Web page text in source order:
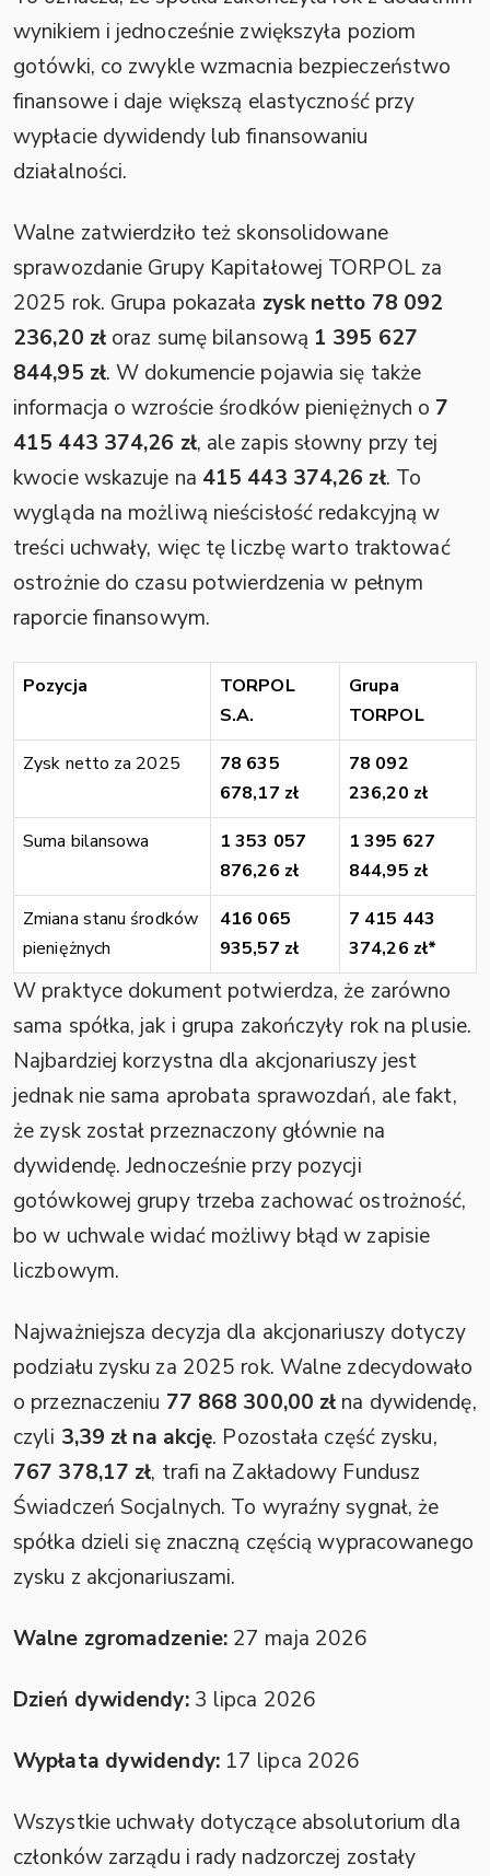
wynikiem i jednocześnie zwiększyła poziom
gotówki, co zwykle wzmacnia bezpieczeństwo
finansowe i daje większą elastyczność przy
wypłacie dywidendy lub finansowaniu
działalności.
Walne zatwierdziło też skonsolidowane
sprawozdanie Grupy Kapitałowej TORPOL za
2025 rok. Grupa pokazała zysk netto 78 092
236,20 złoraz sumę bilansową 1 395 627
844,95 zł. W dokumencie pojawia się także
informacja o wzroście środków pieniężnych o 7
415 443 374,26 zł, ale zapis słowny przy tej
kwocie wskazuje na 415 443 374,26 zł. To
wygląda na możliwą nieścisłość redakcyjną w
treści uchwały, więc tę liczbę warto traktować
ostrożnie do czasu potwierdzenia w pełnym
raporcie finansowym.
Pozycja
TORPOL
S.A.
Grupa
TORPOL
Zysk netto za 2025
78 635
678,17 zł
78 092
236,20 zł
Suma bilansowa
1 353 057
876,26 zł
1 395 627
844,95 zł
Zmiana stanu środków
pieniężnych
416 065
935,57 zł
7 415 443
374,26 zł*
W praktyce dokument potwierdza, że zarówno
sama spółka, jak i grupa zakończyły rok na plusie.
Najbardziej korzystna dla akcjonariuszy jest
jednak nie sama aprobata sprawozdań, ale fakt,
że zysk został przeznaczony głównie na
dywidendę. Jednocześnie przy pozycji
gotówkowej grupy trzeba zachować ostrożność,
bo w uchwale widać możliwy błąd w zapisie
liczbowym.
Najważniejsza decyzja dla akcjonariuszy dotyczy
podziału zysku za 2025 rok. Walne zdecydowało
o przeznaczeniu 77 868 300,00 zł na dywidendę,
czyli 3,39 zł na akcję. Pozostała część zysku,
767 378,17 zł, trafi na Zakładowy Fundusz
Świadczeń Socjalnych. To wyraźny sygnał, że
spółka dzieli się znaczną częścią wypracowanego
zysku z akcjonariuszami.
Walne zgromadzenie:27 maja 2026
Dzień dywidendy:3 lipca 2026
Wypłata dywidendy:17 lipca 2026
Wszystkie uchwały dotyczące absolutorium dla
członków zarządu i rady nadzorczej zostały